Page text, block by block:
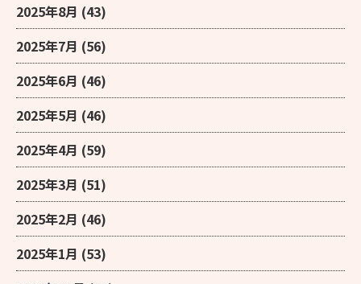
2025年8月 (43)
2025年7月 (56)
2025年6月 (46)
2025年5月 (46)
2025年4月 (59)
2025年3月 (51)
2025年2月 (46)
2025年1月 (53)